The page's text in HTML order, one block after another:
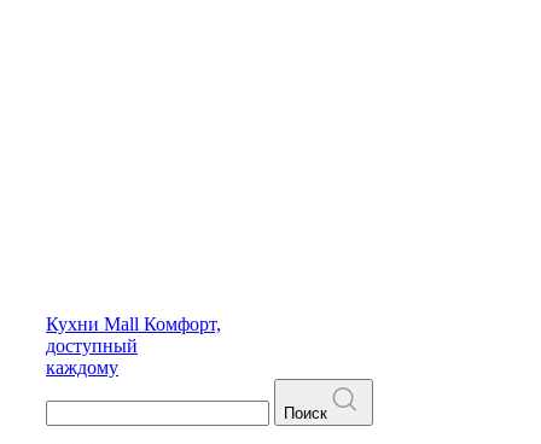
Кухни Mall Комфорт,
доступный
каждому
Поиск